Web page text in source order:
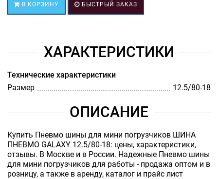
В КОРЗИНУ БЫСТРЫЙ ЗАКАЗ
ХАРАКТЕРИСТИКИ
Технические характеристики
Размер
12.5/80-18
ОПИСАНИЕ
Купить Пневмо шины для мини погрузчиков ШИНА
ПНЕВМО GALAXY 12.5/80-18: цены, характеристики,
отзывы. В Москве и в России. Надежные Пневмо шины
для мини погрузчиков для работы - продажа оптом и в
розницу, а также в аренду, каталог и прайс лист